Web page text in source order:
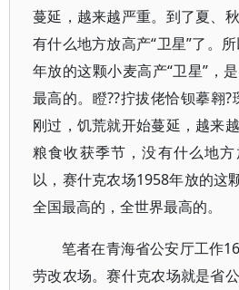
蔓延，越来越严重。到了夏、
有什么地方放高产“卫星”了。
年放的这颗小麦高产“卫星”，
最高的。瞪??拧拔佬恰钡摹翱?
刚过，饥荒就开始蔓延，越来
粮食收获季节，没有什么地
以，赛什克农场1958年放的这
全国最高的，全世界最高的。
笔者在青海省公安厅工作
劳改农场。赛什克农场就是省